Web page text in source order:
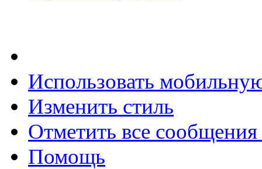
Использовать
Изменить стиль
Отметить все
Помощь